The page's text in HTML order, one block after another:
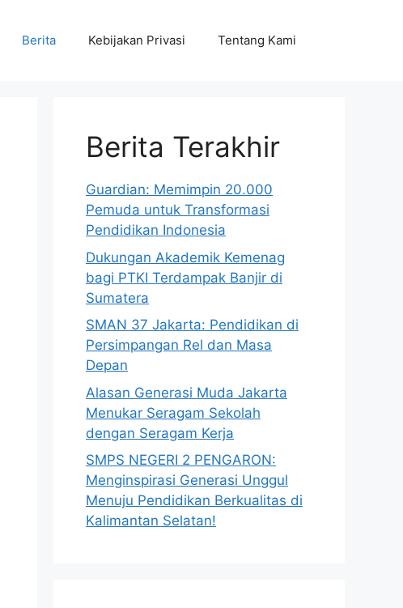
Berita Kebijakan Privasi Tentang Kami
Berita Terakhir
Guardian: Memimpin 20.000
Pemuda untuk Transformasi
Pendidikan Indonesia
Dukungan Akademik Kemenag
bagi PTKI Terdampak Banjir di
Sumatera
SMAN 37 Jakarta: Pendidikan di
Persimpangan Rel dan Masa
Depan
Alasan Generasi Muda Jakarta
Menukar Seragam Sekolah
dengan Seragam Kerja
SMPS NEGERI 2 PENGARON:
Menginspirasi Generasi Unggul
Menuju Pendidikan Berkualitas di
Kalimantan Selatan!